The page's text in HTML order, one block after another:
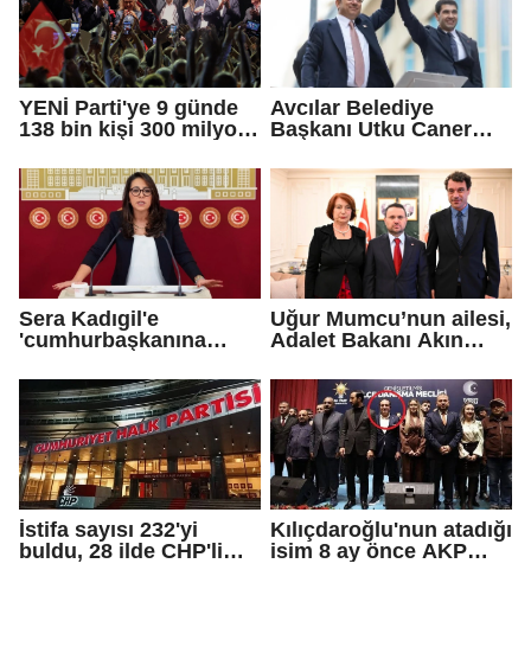
YENİ Parti'ye 9 günde
138 bin kişi 300 milyon
Avcılar Belediye
Başkanı Utku Caner
kararı
Sera Kadıgil'e
'cumhurbaşkanına
soruşturması
Uğur Mumcu’nun ailesi,
Adalet Bakanı Akın
İstifa sayısı 232'yi
buldu, 28 ilde CHP'li
Kılıçdaroğlu'nun atadığı
isim 8 ay önce AKP